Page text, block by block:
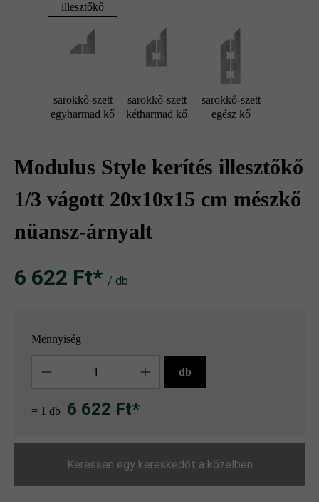
illesztőkő
sarokkő-szett
egyharmad kő
sarokkő-szett
kétharmad kő
sarokkő-szett
egész kő
Modulus Style kerítés illesztőkő
1/3 vágott 20x10x15 cm mészkő
nüansz-árnyalt
6 622 Ft‎‎‎* / db
Mennyiség
db
= 1 db 6 622 Ft*
Keressen egy kereskedőt a közelben